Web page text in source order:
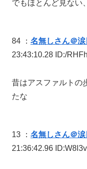
でもほとんど見ない
84 ： 名無しさん＠涙
23:43:10.28 ID:/
昔はアスファルトの
たな
13 ： 名無しさん＠涙
21:36:42.96